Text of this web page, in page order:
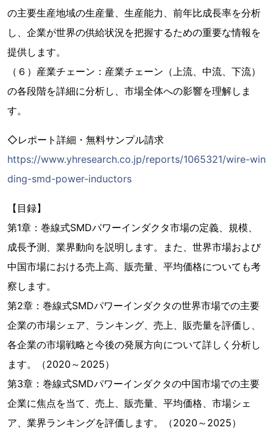
の主要生産地域の生産量、生産能力、前年比成長率を分析
し、企業が世界の供給状況を把握するための重要な情報を
提供します。
（６）産業チェーン：産業チェーン（上流、中流、下流）
の各段階を詳細に分析し、市場全体への影響を理解しま
す。
◇レポート詳細・無料サンプル請求
https://www.yhresearch.co.jp/reports/1065321/wire-win
ding-smd-power-inductors
【目録】
第1章：巻線式SMDパワーインダクタ市場の定義、規模、
成長予測、業界動向を説明します。また、世界市場および
中国市場における売上高、販売量、平均価格についても考
察します。
第2章：巻線式SMDパワーインダクタの世界市場での主要
企業の市場シェア、ランキング、売上、販売量を評価し、
各企業の市場戦略と今後の発展方向について詳しく分析し
ます。（2020～2025）
第3章：巻線式SMDパワーインダクタの中国市場での主要
企業に焦点を当て、売上、販売量、平均価格、市場シェ
ア、業界ランキングを評価します。（2020～2025）